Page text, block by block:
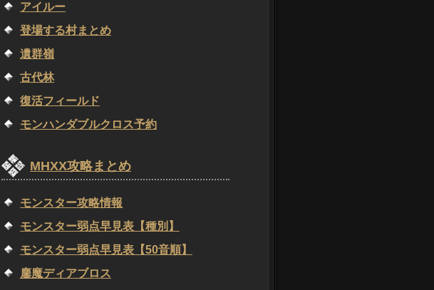
アイルー
登場する村まとめ
遺群嶺
古代林
復活フィールド
モンハンダブルクロス予約
MHXX攻略まとめ
モンスター攻略情報
モンスター弱点早見表【種別】
モンスター弱点早見表【50音順】
鏖魔ディアブロス